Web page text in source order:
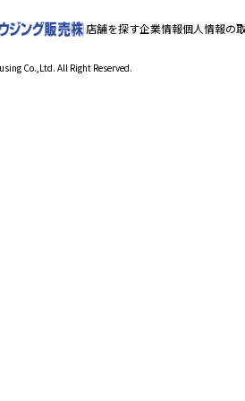
店舗を探す企業情報個人情報の
Co.,Ltd. All Right Reserved.